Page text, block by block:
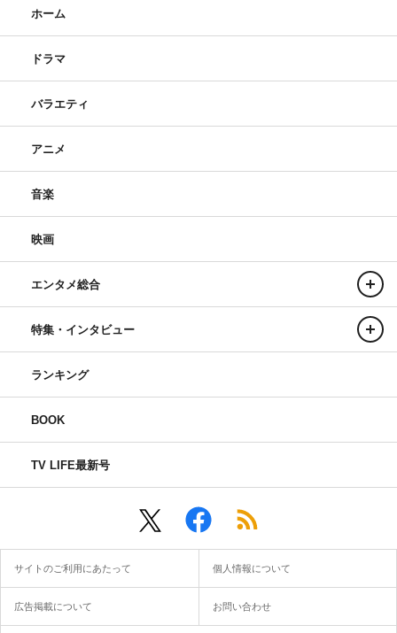
ホーム
ドラマ
バラエティ
アニメ
音楽
映画
エンタメ総合
特集・インタビュー
ランキング
BOOK
TV LIFE最新号
サイトのご利用にあたって 個人情報について
広告掲載について お問い合わせ